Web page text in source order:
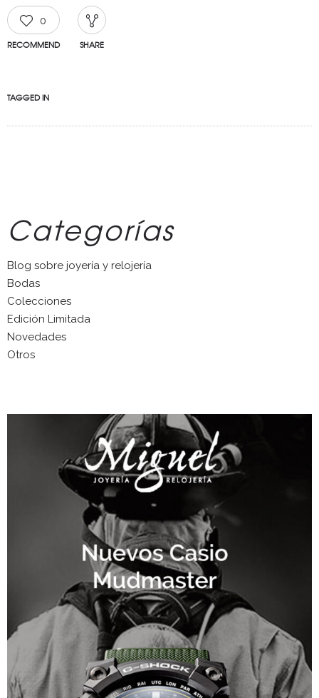
0
RECOMMEND SHARE
TAGGED IN
Categorías
Blog sobre joyería y relojería
Bodas
Colecciones
Edición Limitada
Novedades
Otros